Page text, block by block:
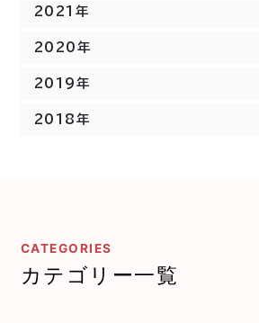
2021年
2020年
2019年
2018年
CATEGORIES
カテゴリー一覧